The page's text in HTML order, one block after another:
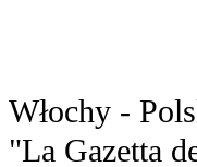
Włochy -
"La Gazetta